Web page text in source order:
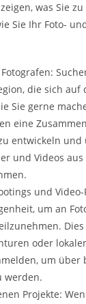
was Sie
Sie Ihr Foto-
die sich auf
Sie gerne
eine
entwickeln und
und Videos
und
um an
oder
um über
werden.
Projekte: